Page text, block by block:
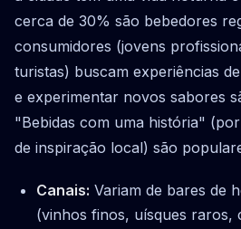
cerca de 30% são bebedores
consumidores (jovens
turistas) buscam experiências
e experimentar novos sabores
"Bebidas com uma história"
de inspiração local) são
Canais: Variam de bares de
(vinhos finos, uísques raros,